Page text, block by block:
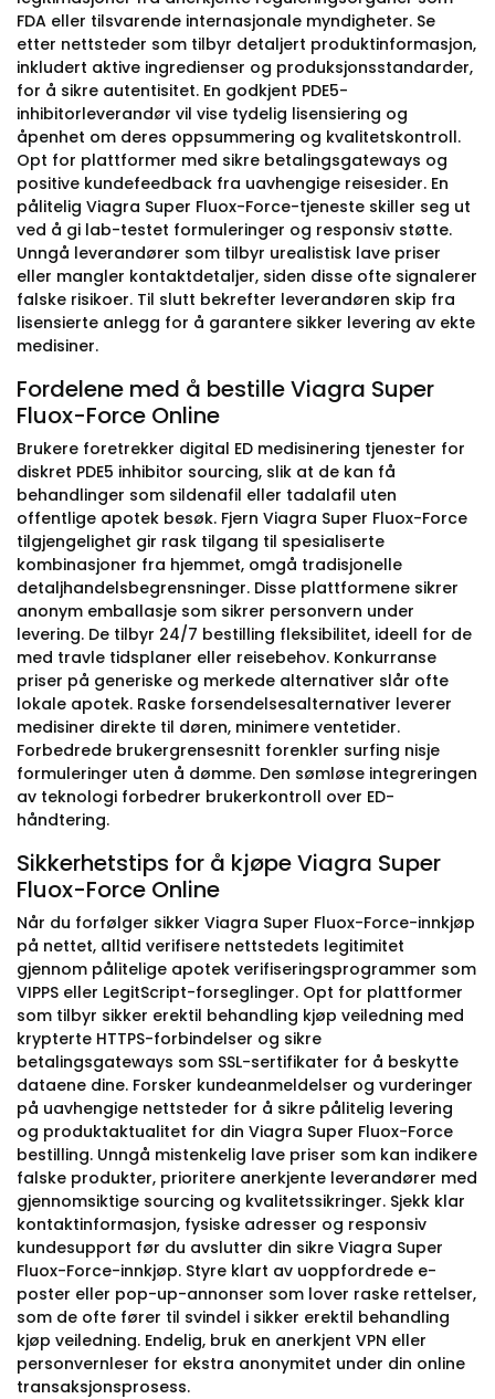
FDA eller tilsvarende internasjonale myndigheter. Se
etter nettsteder som tilbyr detaljert produktinformasjon,
inkludert aktive ingredienser og produksjonsstandarder,
for å sikre autentisitet. En godkjent PDE5-
inhibitorleverandør vil vise tydelig lisensiering og
åpenhet om deres oppsummering og kvalitetskontroll.
Opt for plattformer med sikre betalingsgateways og
positive kundefeedback fra uavhengige reisesider. En
pålitelig Viagra Super Fluox-Force-tjeneste skiller seg ut
ved å gi lab-testet formuleringer og responsiv støtte.
Unngå leverandører som tilbyr urealistisk lave priser
eller mangler kontaktdetaljer, siden disse ofte signalerer
falske risikoer. Til slutt bekrefter leverandøren skip fra
lisensierte anlegg for å garantere sikker levering av ekte
medisiner.
Fordelene med å bestille Viagra Super
Fluox-Force Online
Brukere foretrekker digital ED medisinering tjenester for
diskret PDE5 inhibitor sourcing, slik at de kan få
behandlinger som sildenafil eller tadalafil uten
offentlige apotek besøk. Fjern Viagra Super Fluox-Force
tilgjengelighet gir rask tilgang til spesialiserte
kombinasjoner fra hjemmet, omgå tradisjonelle
detaljhandelsbegrensninger. Disse plattformene sikrer
anonym emballasje som sikrer personvern under
levering. De tilbyr 24/7 bestilling fleksibilitet, ideell for de
med travle tidsplaner eller reisebehov. Konkurranse
priser på generiske og merkede alternativer slår ofte
lokale apotek. Raske forsendelsesalternativer leverer
medisiner direkte til døren, minimere ventetider.
Forbedrede brukergrensesnitt forenkler surfing nisje
formuleringer uten å dømme. Den sømløse integreringen
av teknologi forbedrer brukerkontroll over ED-
håndtering.
Sikkerhetstips for å kjøpe Viagra Super
Fluox-Force Online
Når du forfølger sikker Viagra Super Fluox-Force-innkjøp
på nettet, alltid verifisere nettstedets legitimitet
gjennom pålitelige apotek verifiseringsprogrammer som
VIPPS eller LegitScript-forseglinger. Opt for plattformer
som tilbyr sikker erektil behandling kjøp veiledning med
krypterte HTTPS-forbindelser og sikre
betalingsgateways som SSL-sertifikater for å beskytte
dataene dine. Forsker kundeanmeldelser og vurderinger
på uavhengige nettsteder for å sikre pålitelig levering
og produktaktualitet for din Viagra Super Fluox-Force
bestilling. Unngå mistenkelig lave priser som kan indikere
falske produkter, prioritere anerkjente leverandører med
gjennomsiktige sourcing og kvalitetssikringer. Sjekk klar
kontaktinformasjon, fysiske adresser og responsiv
kundesupport før du avslutter din sikre Viagra Super
Fluox-Force-innkjøp. Styre klart av uoppfordrede e-
poster eller pop-up-annonser som lover raske rettelser,
som de ofte fører til svindel i sikker erektil behandling
kjøp veiledning. Endelig, bruk en anerkjent VPN eller
personvernleser for ekstra anonymitet under din online
transaksjonsprosess.